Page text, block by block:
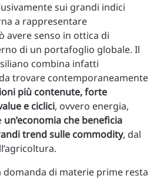
sui grandi indici
a rappresentare
avere senso in ottica di
di un portafoglio globale. Il
combina infatti
trovare contemporaneamente
più contenute, forte
e ciclici, ovvero energia,
un’economia che beneficia
trend sulle commodity, dal
di materie prime resta